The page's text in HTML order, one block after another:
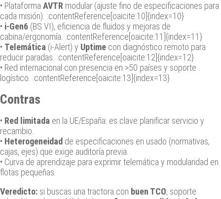
• Plataforma AVTR modular (ajuste fino de especificaciones para
cada misión). :contentReference[oaicite:10]{index=10}
• i-Gen6 (BS VI), eficiencia de fluidos y mejoras de
cabina/ergonomía. :contentReference[oaicite:11]{index=11}
• Telemática (i-Alert) y Uptime con diagnóstico remoto para
reducir paradas. :contentReference[oaicite:12]{index=12}
• Red internacional con presencia en >50 países y soporte
logístico. :contentReference[oaicite:13]{index=13}
Contras
• Red limitada en la UE/España: es clave planificar servicio y
recambio.
• Heterogeneidad de especificaciones en usado (normativas,
cajas, ejes) que exige auditoría previa.
• Curva de aprendizaje para exprimir telemática y modularidad en
flotas pequeñas.
Veredicto: si buscas una tractora con buen TCO, soporte